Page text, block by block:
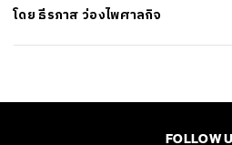
โดยธีรภาส ว่องไพศาลกิจ
FOLLOW